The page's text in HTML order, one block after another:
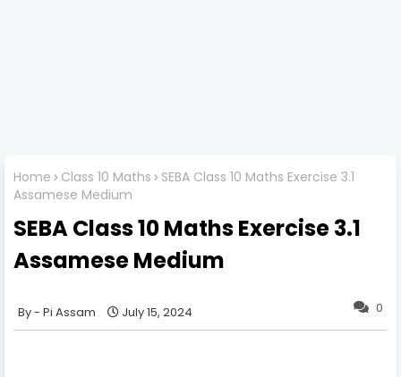
Home Class 10 Maths
SEBA Class 10 Maths Exercise 3.1
Assamese Medium
SEBA Class 10 Maths Exercise 3.1
Assamese Medium
0
Pi Assam July 15, 2024